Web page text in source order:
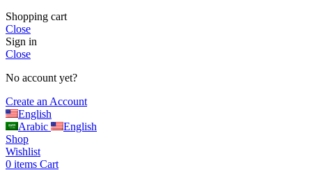
Shopping cart
Close
Sign in
Close
No account yet?
Create an Account
English
Arabic
English
Shop
Wishlist
0 items Cart